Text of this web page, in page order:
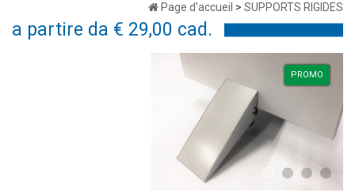
Page d'accueil > SUPPORTS RIGIDES
a partire da € 29,00 cad.
2 3 4
PROMO